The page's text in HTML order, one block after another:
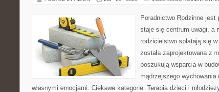
Poradnictwo Rodzinne
staje się centrum uwagi, a
rodzicielstwo splatają się
została zaprojektowana z
poszukują wsparcia w
mądrzejszego
własnymi emocjami. Ciekawe kategorie: Terapia dzieci i